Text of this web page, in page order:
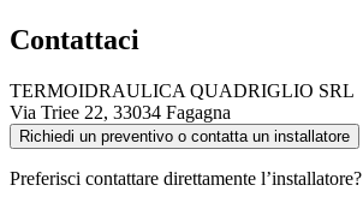
Contattaci
TERMOIDRAULICA QUADRIGLIO SRL
Via Triee 22, 33034 Fagagna
Richiedi un preventivo o contatta un installatore
Preferisci contattare direttamente l’installatore?